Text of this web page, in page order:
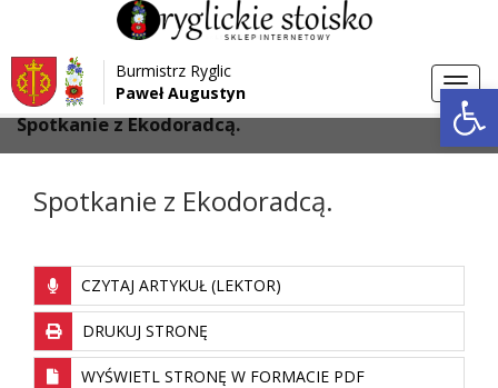
Przejdź do menu
Przejdź do głównej treści strony
Przejdź do stopki strony
Burmistrz Ryglic
Paweł Augustyn
Strona główna > Ochrona powietrza
Spotkanie z Ekodoradcą.
Spotkanie z Ekodoradcą.
CZYTAJ ARTYKUŁ (LEKTOR)
DRUKUJ STRONĘ
WYŚWIETL STRONĘ W FORMACIE PDF